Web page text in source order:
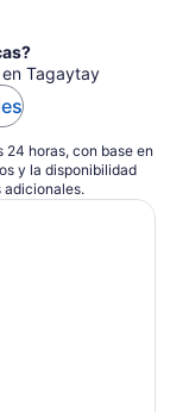
noche
Tagaytay
24 horas, con base en
y la disponibilidad
adicionales.